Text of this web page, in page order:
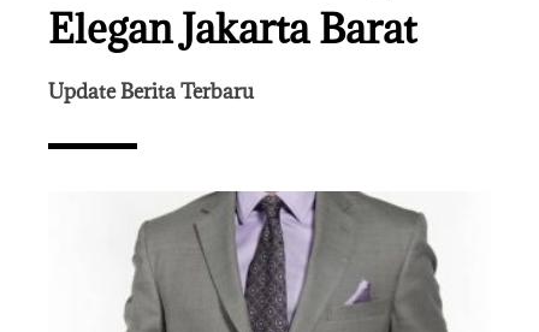
Elegan Jakarta Barat
Update Berita Terbaru